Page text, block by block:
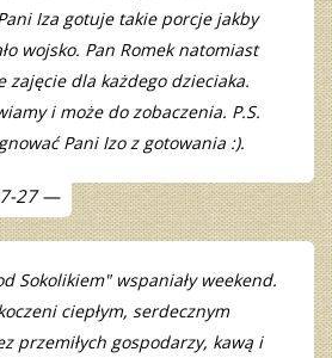
Iza gotuje takie porcje jakby
wojsko. Pan Romek natomiast
zajęcie dla każdego dzieciaka.
i może do zobaczenia. P.S.
Pani Izo z gotowania :).
27
Sokolikiem" wspaniały weekend.
ciepłym, serdecznym
przemiłych gospodarzy, kawą i